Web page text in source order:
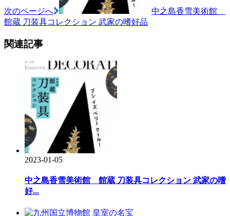
ン
次のページへ
中之島香雪美術館
館蔵 刀装具コレクション 武家の嗜好品
関連記事
2023-01-05
中之島香雪美術館 館蔵 刀装具コレクション 武家の嗜
好...